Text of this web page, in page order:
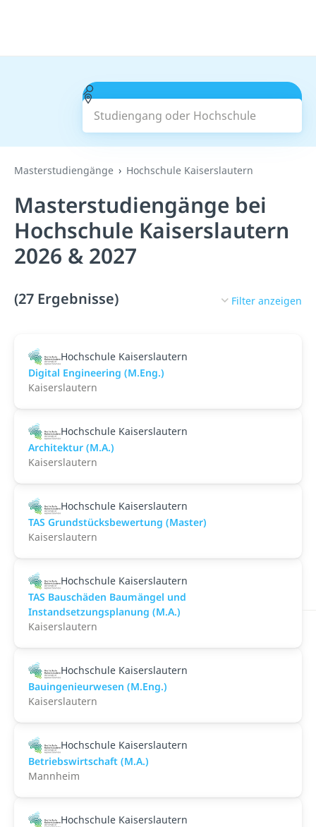
Studiengang oder Hochschule
Suchen
Masterstudiengänge Hochschule Kaiserslautern
Masterstudiengänge bei
Hochschule Kaiserslautern
2026 & 2027
(27 Ergebnisse) Filter anzeigen
Hochschule Kaiserslautern
Digital Engineering (M.Eng.)
Kaiserslautern
Hochschule Kaiserslautern
Architektur (M.A.)
Kaiserslautern
Hochschule Kaiserslautern
TAS Grundstücksbewertung (Master)
Kaiserslautern
Hochschule Kaiserslautern
TAS Bauschäden Baumängel und
Instandsetzungsplanung (M.A.)
Kaiserslautern
Hochschule Kaiserslautern
Bauingenieurwesen (M.Eng.)
Kaiserslautern
Hochschule Kaiserslautern
Betriebswirtschaft (M.A.)
Mannheim
Hochschule Kaiserslautern